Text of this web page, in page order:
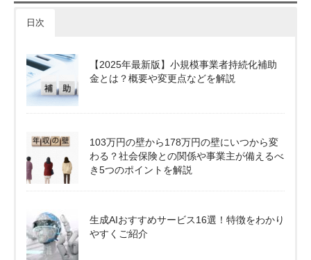
日次
【2025年最新版】小規模事業者持続化補助
金とは？概要や変更点などを解説
103万円の壁から178万円の壁にいつから変
わる？社会保険との関係や事業主が備えるべ
き5つのポイントを解説
生成AIおすすめサービス16選！特徴をわかり
やすくご紹介